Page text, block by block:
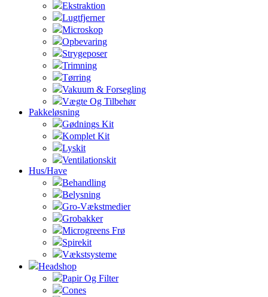
Ekstraktion
Lugtfjerner
Microskop
Opbevaring
Strygeposer
Trimning
Tørring
Vakuum & Forsegling
Vægte Og Tilbehør
Pakkeløsning
Gødnings Kit
Komplet Kit
Lyskit
Ventilationskit
Hus/Have
Behandling
Belysning
Gro-Vækstmedier
Grobakker
Microgreens Frø
Spirekit
Vækstsysteme
Headshop
Papir Og Filter
Cones